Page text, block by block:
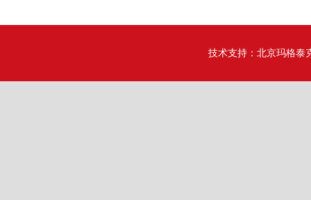
技术支持： 北京玛格泰